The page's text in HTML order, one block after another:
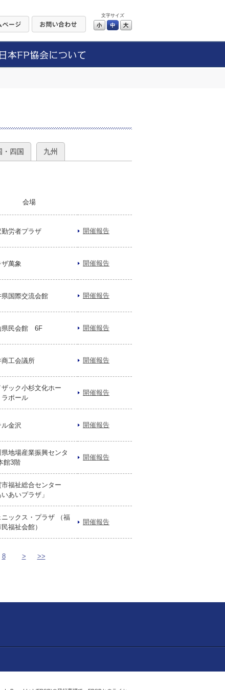
文字サイズ
小 中
・四国 九州
会場
勤労者プラザ 開催報告
ザ萬象 開催報告
県国際交流会館 開催報告
県民会館 6F 開催報告
商工会議所 開催報告
ザック小杉文化ホー
ポール
開催報告
ル金沢 開催報告
県地場産業振興センタ
館3階
開催報告
市福祉総合センター
いあいプラザ」
ニックス・プラザ （福
福祉会館）
開催報告
8 > >>